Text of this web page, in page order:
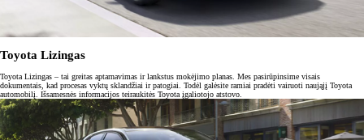
Toyota Lizingas
Toyota Lizingas – tai greitas aptarnavimas ir lankstus mokėjimo planas. Mes pasirūpinsime visais
dokumentais, kad procesas vyktų sklandžiai ir patogiai. Todėl galėsite ramiai pradėti vairuoti naująjį Toyota
automobilį. Išsamesnės informacijos teiraukitės Toyota įgaliotojo atstovo.